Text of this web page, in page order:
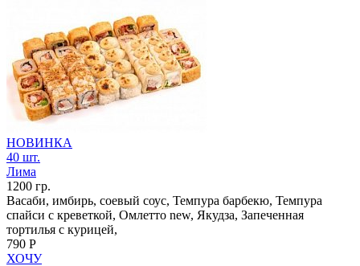
НОВИНКА
40 шт.
Лима
1200 гр.
Васаби, имбирь, соевый соус, Темпура барбекю, Темпура
спайси с креветкой, Омлетто new, Якудза, Запеченная
тортилья с курицей,
790 Р
ХОЧУ